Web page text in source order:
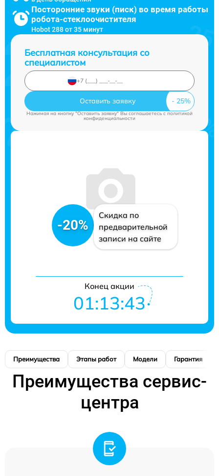
Посторонние звуки (писк) во время работы
робота-стеклоочистителя
Hobot 288 от 35 минут
Бесплатная консультация со
специалистом
Оставить заявку
Нажимая на кнопку "Оставить заявку" Вы соглашаетесь cполитикой
конфиденциальности
-20%
Скидка по
предварительной
записи на сайте
Конец акции
01:13:42
Преимущества Этапы работ Модели Гарантия
Преимущества сервис-
центра